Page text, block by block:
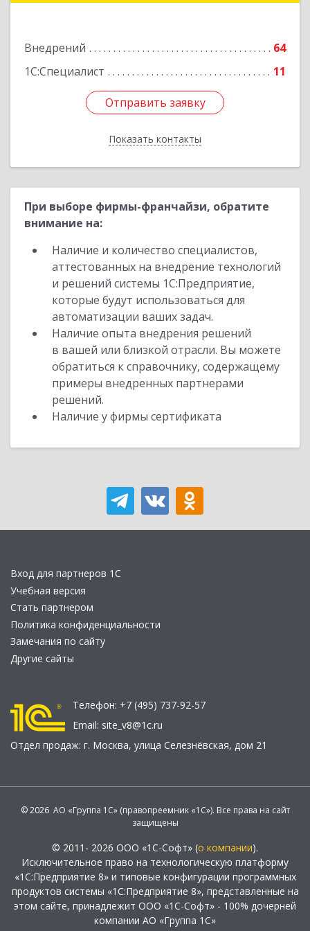
Внедрений
64
1С:Специалист
11
Отправить заявку
Показать контакты
Отправить заявку
Назад
При выборе фирмы-франчайзи, обратите
внимание на:
Наличие и количество специалистов,
аттестованных на внедрение технологий
и решений системы 1С:Предприятие,
которые будут использоваться для
автоматизации ваших задач.
Наличие опыта внедрения решений
в вашей или близкой отрасли. Вы можете
обратиться к справочнику, содержащему
примеры внедренных партнерами
решений.
Наличие у фирмы сертификата
Вход для партнеров 1С
Учебная версия
Стать партнером
Политика конфиденциальности
Замечания по сайту
Другие сайты
Телефон: +7 (495) 737-92-57
Email: site_v8@1c.ru
Отдел продаж: г. Москва, улица Селезнёвская, дом 21
© 2026 АО «Группа 1С» (правопреемник «1С»). Все права на сайт
защищены
© 2011- 2026 ООО «1С-Софт» (о компании).
Исключительное право на технологическую платформу
«1С:Предприятие 8» и типовые конфигурации программных
продуктов системы «1С:Предприятие 8», представленные на
этом сайте, принадлежит ООО «1С-Софт» - 100% дочерней
компании АО «Группа 1С»